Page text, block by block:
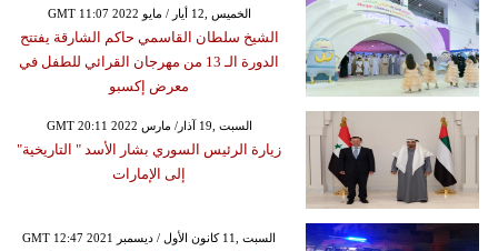
GMT 11:07 2022 الخميس ,12 أيار / مايو
الشيخ سلطان القاسمي حاكم الشارقة يفتتح
الدورة الـ 13 من مهرجان القرائي للطفل في
معرض إكسبو
GMT 20:11 2022 السبت ,19 آذار/ مارس
زيارة الرئيس السوري بشار الأسد " التاريخية"
إلى الإمارات
GMT 12:47 2021 السبت ,11 كانون الأول / ديسمبر